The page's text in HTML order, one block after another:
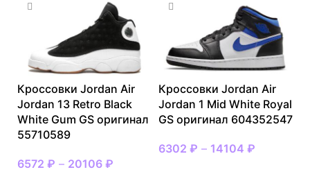
Кроссовки Jordan Air
Jordan 13 Retro Black
White Gum GS оригинал
55710589
6572 ₽ – 20106 ₽
Кроссовки Jordan Air
Jordan 1 Mid White Royal
GS оригинал 604352547
6302 ₽ – 14104 ₽